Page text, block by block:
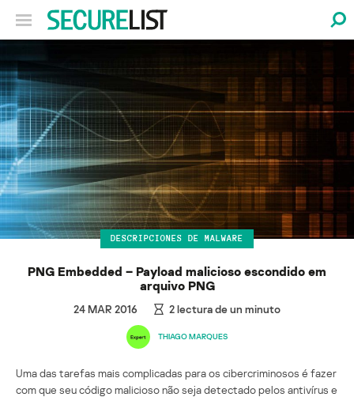
DESCRIPCIONES DE MALWARE
PNG Embedded – Payload malicioso escondido em
arquivo PNG
24 MAR 2016 2lectura de un minuto
THIAGO MARQUES
Uma das tarefas mais complicadas para os cibercriminosos é fazer
com que seu código malicioso não seja detectado pelos antivírus e